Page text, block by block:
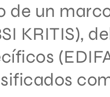
de un
KRITIS),